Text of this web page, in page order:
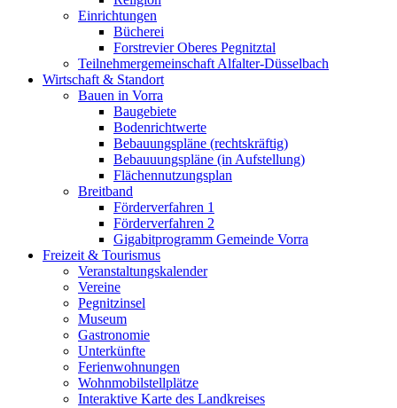
Einrichtungen
Bücherei
Forstrevier Oberes Pegnitztal
Teilnehmergemeinschaft Alfalter-Düsselbach
Wirtschaft & Standort
Bauen in Vorra
Baugebiete
Bodenrichtwerte
Bebauungspläne (rechtskräftig)
Bebauuungspläne (in Aufstellung)
Flächennutzungsplan
Breitband
Förderverfahren 1
Förderverfahren 2
Gigabitprogramm Gemeinde Vorra
Freizeit & Tourismus
Veranstaltungskalender
Vereine
Pegnitzinsel
Museum
Gastronomie
Unterkünfte
Ferienwohnungen
Wohnmobilstellplätze
Interaktive Karte des Landkreises